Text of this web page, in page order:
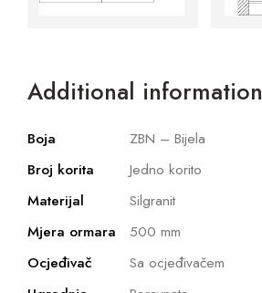
Additional information
Boja
ZBN – Bijela
Broj korita
Jedno korito
Materijal
Silgranit
Mjera ormara
500 mm
Ocjeđivač
Sa ocjeđivačem